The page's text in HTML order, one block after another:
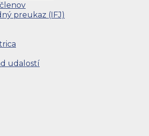
preukaz (IFJ)
udalostí